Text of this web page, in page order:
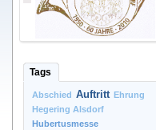
Tags
Abschied Auftritt Ehrung
Hegering Alsdorf
Hubertusmesse